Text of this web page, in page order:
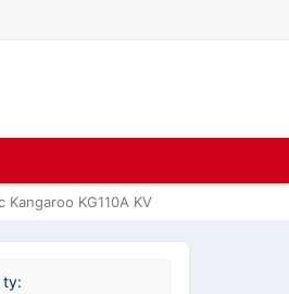
KG110A KV
ty: